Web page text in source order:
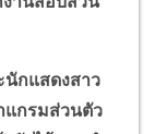
แสดงสาว
แกรมส่วนตัว